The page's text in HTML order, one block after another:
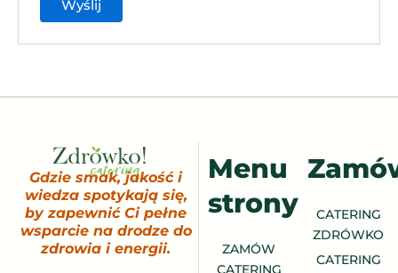
Gdzie smak, jakość i
wiedza spotykają się,
by zapewnić Ci pełne
wsparcie na drodze do
zdrowia i energii.
Menu
strony
ZAMÓW
CATERING
CATERING
ZDRÓWKO
CATERING